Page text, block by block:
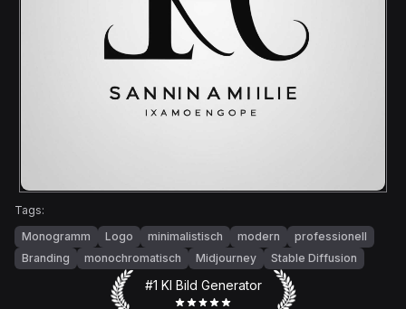
Tags:
Monogramm
Logo minimalistisch modern
professionell
Branding
monochromatisch Midjourney Stable Diffusion
#1 KI Bild Generator